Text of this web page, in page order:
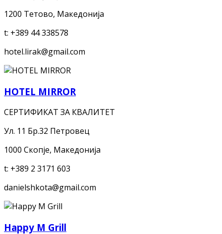
1200 Тетово, Македонија
t: +389 44 338578
hotel.lirak@gmail.com
HOTEL MIRROR
СЕРТИФИКАТ ЗА КВАЛИТЕТ
Ул. 11 Бр.32 Петровец
1000 Скопје, Македонија
t: +389 2 3171 603
danielshkota@gmail.com
Happy M Grill